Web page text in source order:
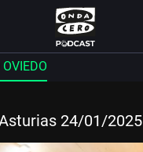
24/01/2025